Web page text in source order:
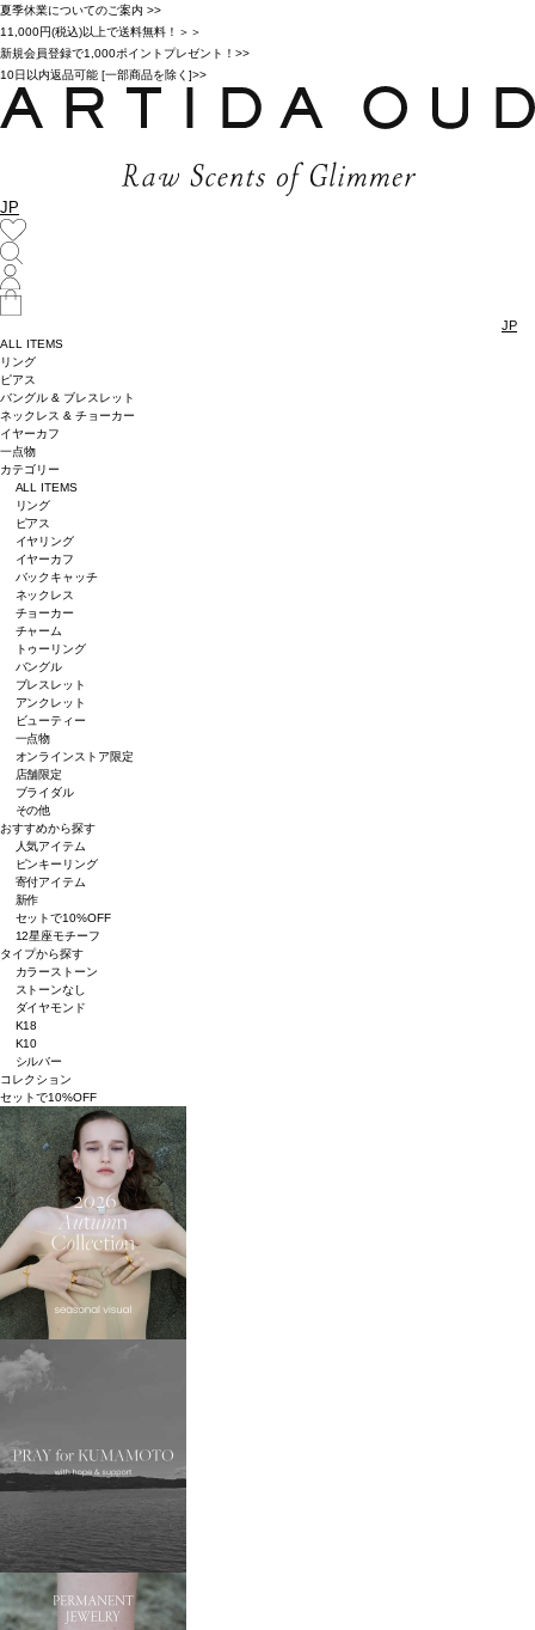
夏季休業についてのご案内 >>
11,000円(税込)以上で送料無料！＞＞
新規会員登録で1,000ポイントプレゼント！>>
10日以内返品可能 [一部商品を除く]>>
JP
JP
ALL ITEMS
リング
ピアス
バングル & ブレスレット
ネックレス & チョーカー
イヤーカフ
一点物
カテゴリー
ALL ITEMS
リング
ピアス
イヤリング
イヤーカフ
バックキャッチ
ネックレス
チョーカー
チャーム
トゥーリング
バングル
ブレスレット
アンクレット
ビューティー
一点物
オンラインストア限定
店舗限定
ブライダル
その他
おすすめから探す
人気アイテム
ピンキーリング
寄付アイテム
新作
セットで10%OFF
12星座モチーフ
タイプから探す
カラーストーン
ストーンなし
ダイヤモンド
K18
K10
シルバー
コレクション
セットで10%OFF